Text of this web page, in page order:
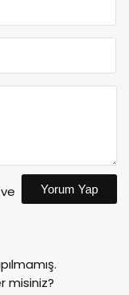
Yorum Yap
misiniz?